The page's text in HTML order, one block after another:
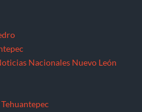
Nacionales Nuevo León